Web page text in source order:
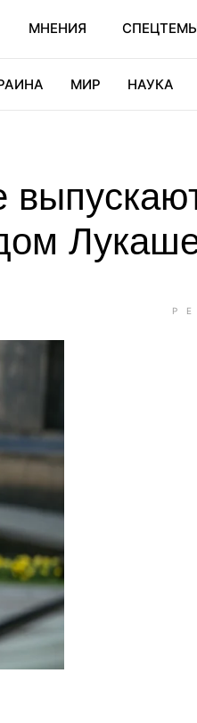
МНЕНИЯ
МИР НАУКА